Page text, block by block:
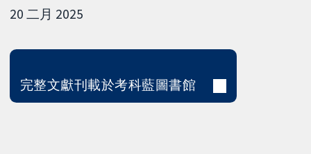
20 二月 2025
完整文獻刊載於考科藍圖書館